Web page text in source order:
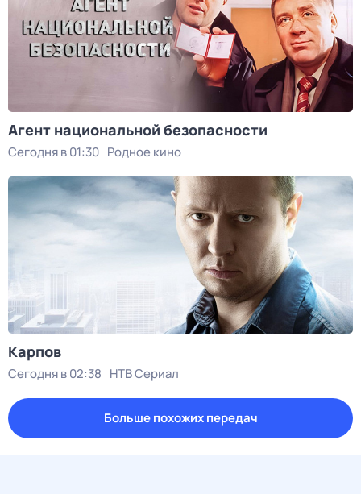
Агент национальной безопасности
Сегодня в 01:30 Родное кино
Карпов
Сегодня в 02:38 НТВ Сериал
Больше похожих передач